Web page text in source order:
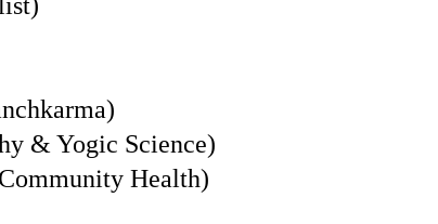
& Yogic Science)
Health)